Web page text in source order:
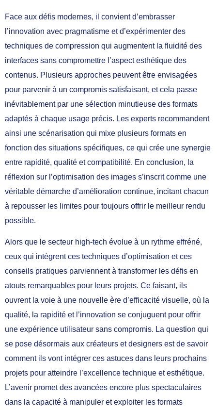
Face aux défis modernes, il convient d’embrasser
l’innovation avec pragmatisme et d’expérimenter des
techniques de compression qui augmentent la fluidité des
interfaces sans compromettre l’aspect esthétique des
contenus. Plusieurs approches peuvent être envisagées
pour parvenir à un compromis satisfaisant, et cela passe
inévitablement par une sélection minutieuse des formats
adaptés à chaque usage précis. Les experts recommandent
ainsi une scénarisation qui mixe plusieurs formats en
fonction des situations spécifiques, ce qui crée une synergie
entre rapidité, qualité et compatibilité. En conclusion, la
réflexion sur l’optimisation des images s’inscrit comme une
véritable démarche d’amélioration continue, incitant chacun
à repousser les limites pour toujours offrir le meilleur rendu
possible.
Alors que le secteur high-tech évolue à un rythme effréné,
ceux qui intègrent ces techniques d’optimisation et ces
conseils pratiques parviennent à transformer les défis en
atouts remarquables pour leurs projets. Ce faisant, ils
ouvrent la voie à une nouvelle ère d’efficacité visuelle, où la
qualité, la rapidité et l’innovation se conjuguent pour offrir
une expérience utilisateur sans compromis. La question qui
se pose désormais aux créateurs et designers est de savoir
comment ils vont intégrer ces astuces dans leurs prochains
projets pour atteindre l’excellence technique et esthétique.
L’avenir promet des avancées encore plus spectaculaires
dans la capacité à manipuler et exploiter les formats